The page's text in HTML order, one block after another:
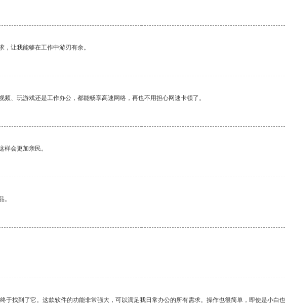
让我能够在工作中游刃有余。
、玩游戏还是工作办公，都能畅享高速网络，再也不用担心网速卡顿了。
会更加亲民。
。
于找到了它。这款软件的功能非常强大，可以满足我日常办公的所有需求。操作也很简单，即使是小白也